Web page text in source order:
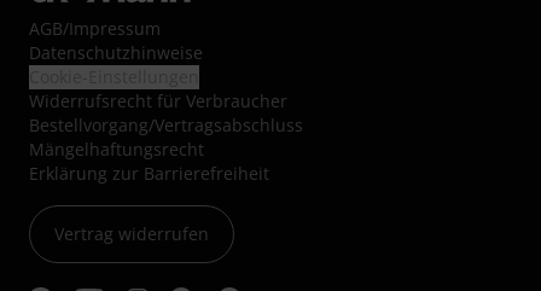
AGB/Impressum
Datenschutzhinweise
Widerrufsrecht für Verbraucher
Bestellvorgang/Vertragsabschluss
Mängelhaftungsrecht
Erklärung zur Barrierefreiheit
Vertrag widerrufen